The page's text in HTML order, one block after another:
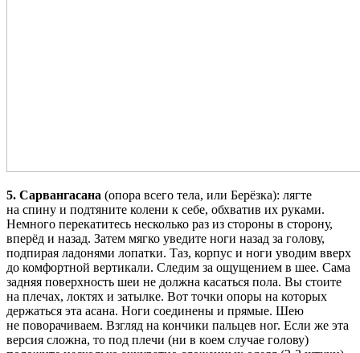
5. Сарвангасана (опора всего тела, или Берёзка): лягте
на спину и подтяните колени к себе, обхватив их руками.
Немного перекатитесь несколько раз из стороны в сторону,
вперёд и назад. Затем мягко уведите ноги назад за голову,
подпирая ладонями лопатки. Таз, корпус и ноги уводим вверх
до комфортной вертикали. Следим за ощущением в шее. Сама
задняя поверхность шеи не должна касаться пола. Вы стоите
на плечах, локтях и затылке. Вот точки опоры на которых
держаться эта асана. Ноги соединены и прямые. Шею
не поворачиваем. Взгляд на кончики пальцев ног. Если же эта
версия сложна, то под плечи (ни в коем случае голову)